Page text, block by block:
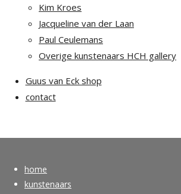
Kim Kroes
Jacqueline van der Laan
Paul Ceulemans
Overige kunstenaars HCH gallery
Guus van Eck shop
contact
home
kunstenaars